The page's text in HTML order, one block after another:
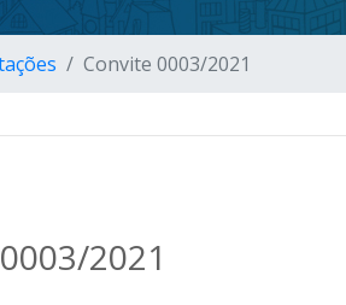
Convite 0003/2021
2021